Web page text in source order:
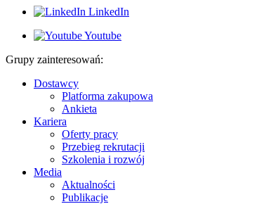
LinkedIn
Youtube
Grupy zainteresowań:
Dostawcy
Platforma zakupowa
Ankieta
Kariera
Oferty pracy
Przebieg rekrutacji
Szkolenia i rozwój
Media
Aktualności
Publikacje